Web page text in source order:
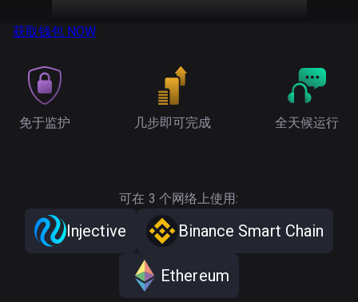
获取钱包 NOW
免于监护 几步即可完成 全天候运行
可在 3 个网络上使用:
Injective Binance Smart Chain
Ethereum